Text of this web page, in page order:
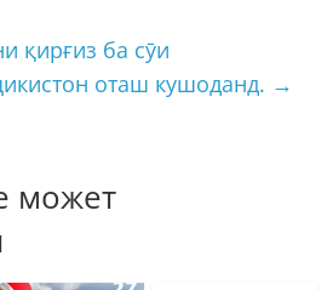
қирғиз ба сӯи
оташ кушоданд. →
может